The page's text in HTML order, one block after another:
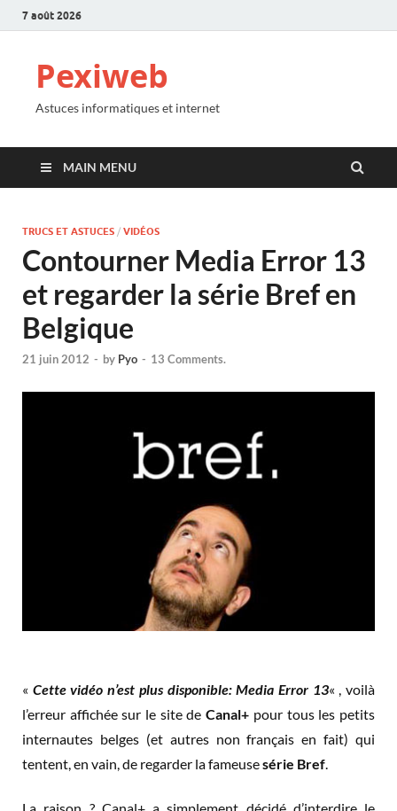
7 août 2026
Pexiweb
Astuces informatiques et internet
MAIN MENU
TRUCS ET ASTUCES / VIDÉOS
Contourner Media Error 13
et regarder la série Bref en
Belgique
21 juin 2012 - by Pyo - 13 Comments.
« Cette vidéo n’est plus disponible: Media Error 13« , voilà
l’erreur affichée sur le site deCanal+ pour tous les petits
internautes belges (et autres non français en fait) qui
tentent, en vain, de regarder la fameusesérie Bref
La raison ? Canal+ a simplement décidé d’interdire le